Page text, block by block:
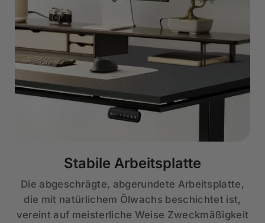
Stabile Arbeitsplatte
Die abgeschrägte, abgerundete Arbeitsplatte,
die mit natürlichem Ölwachs beschichtet ist,
vereint auf meisterliche Weise Zweckmäßigkeit